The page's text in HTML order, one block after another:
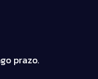
prazo.